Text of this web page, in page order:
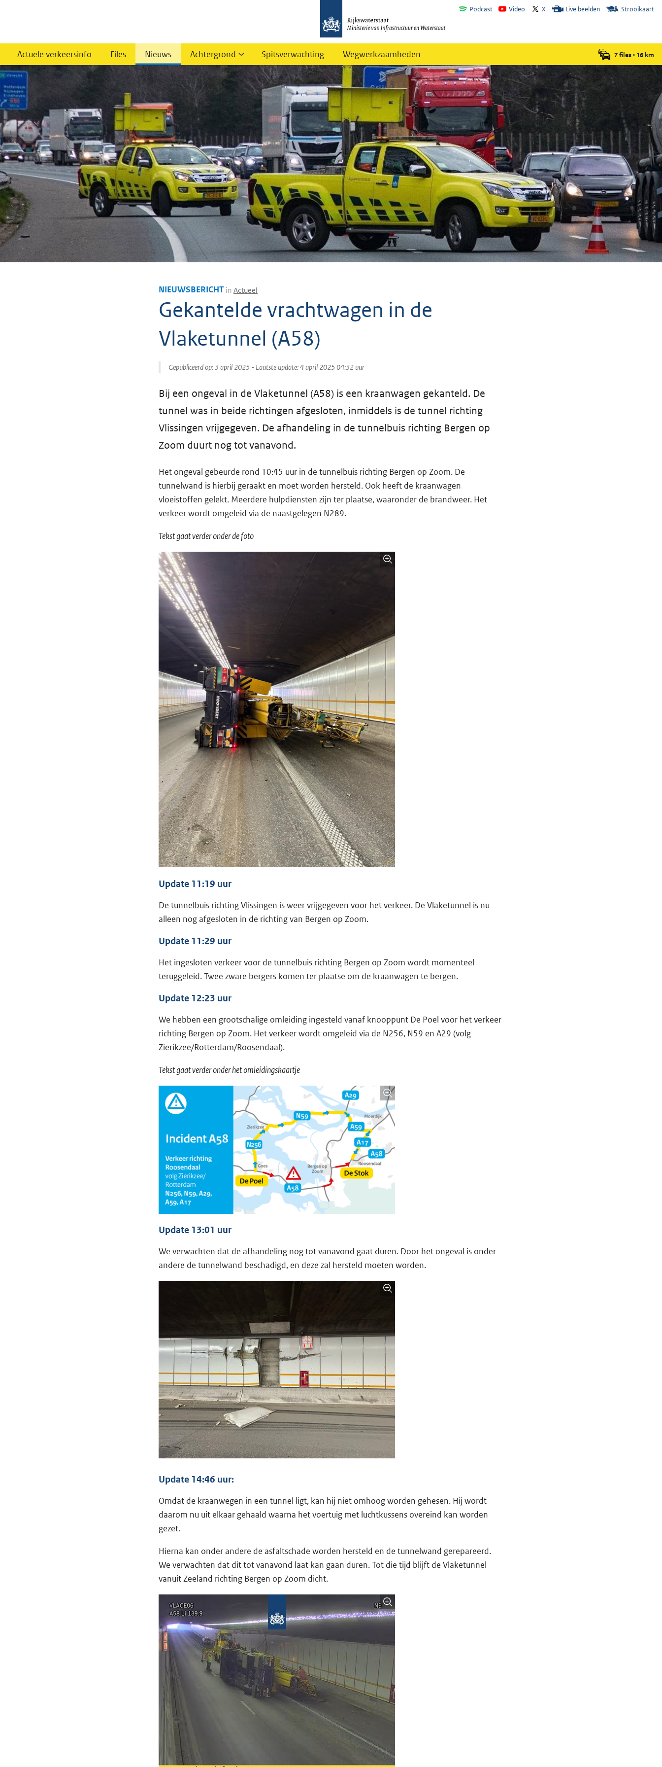
Podcast Video X Live beelden Strooikaart
Actuele verkeersinfo Files Nieuws Achtergrond Spitsverwachting Wegwerkzaamheden 7 files• 16 km
NIEUWSBERICHT in Actueel
Gekantelde vrachtwagen in de
Vlaketunnel (A58)
Gepubliceerd op: 3 april 2025 - Laatste update: 4 april 2025 04:32 uur
Bij een ongeval in de Vlaketunnel (A58) is een kraanwagen gekanteld. De
tunnel was in beide richtingen afgesloten, inmiddels is de tunnel richting
Vlissingen vrijgegeven. De afhandeling in de tunnelbuis richting Bergen op
Zoom duurt nog tot vanavond.
Het ongeval gebeurde rond 10:45 uur in de tunnelbuis richting Bergen op Zoom. De
tunnelwand is hierbij geraakt en moet worden hersteld. Ook heeft de kraanwagen
vloeistoffen gelekt. Meerdere hulpdiensten zijn ter plaatse, waaronder de brandweer. Het
verkeer wordt omgeleid via de naastgelegen N289.
Tekst gaat verder onder de foto
Update 11:19 uur
De tunnelbuis richting Vlissingen is weer vrijgegeven voor het verkeer. De Vlaketunnel is nu
alleen nog afgesloten in de richting van Bergen op Zoom.
Update 11:29 uur
Het ingesloten verkeer voor de tunnelbuis richting Bergen op Zoom wordt momenteel
teruggeleid. Twee zware bergers komen ter plaatse om de kraanwagen te bergen.
Update 12:23 uur
We hebben een grootschalige omleiding ingesteld vanaf knooppunt De Poel voor het verkeer
richting Bergen op Zoom. Het verkeer wordt omgeleid via de N256, N59 en A29 (volg
Zierikzee/Rotterdam/Roosendaal).
Tekst gaat verder onder het omleidingskaartje
Update 13:01 uur
We verwachten dat de afhandeling nog tot vanavond gaat duren. Door het ongeval is onder
andere de tunnelwand beschadigd, en deze zal hersteld moeten worden.
Update 14:46 uur:
Omdat de kraanwegen in een tunnel ligt, kan hij niet omhoog worden gehesen. Hij wordt
daarom nu uit elkaar gehaald waarna het voertuig met luchtkussens overeind kan worden
gezet.
Hierna kan onder andere de asfaltschade worden hersteld en de tunnelwand gerepareerd.
We verwachten dat dit tot vanavond laat kan gaan duren. Tot die tijd blijft de Vlaketunnel
vanuit Zeeland richting Bergen op Zoom dicht.